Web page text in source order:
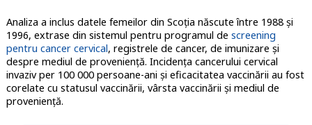
Analiza a inclus datele femeilor din Scoţia născute între 1988 şi
1996, extrase din sistemul pentru programul de screening
pentru cancer cervical, registrele de cancer, de imunizare şi
despre mediul de provenienţă. Incidenţa cancerului cervical
invaziv per 100 000 persoane-ani şi eficacitatea vaccinării au fost
corelate cu statusul vaccinării, vârsta vaccinării şi mediul de
provenienţă.